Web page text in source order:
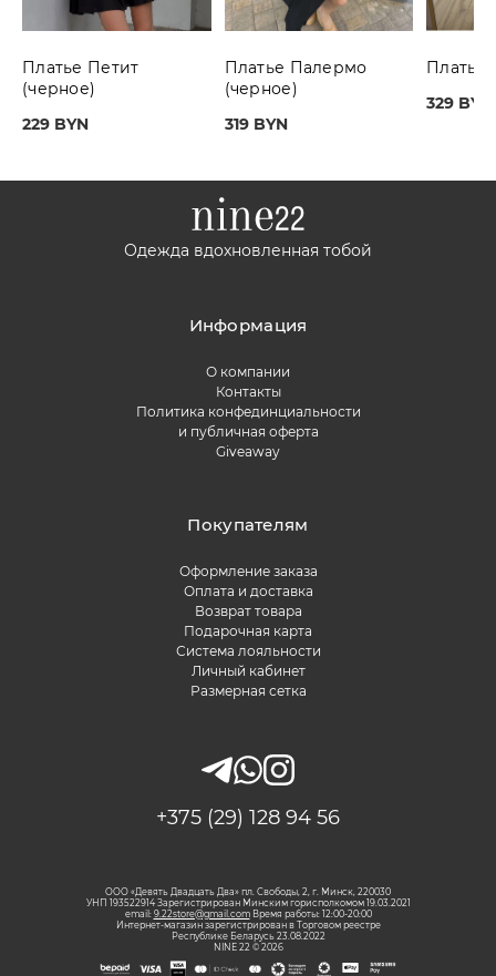
Платье Петит
(черное)
229 BYN
Платье Палермо
(черное)
319 BYN
Платье
329 BYN
Одежда вдохновленная тобой
Информация
О компании
Контакты
Политика конфединциальности
и публичная оферта
Giveaway
Покупателям
Оформление заказа
Оплата и доставка
Возврат товара
Подарочная карта
Система лояльности
Личный кабинет
Размерная сетка
+375 (29) 128 94 56
ООО «Девять Двадцать Два» пл. Свободы, 2, г. Минск, 220030
УНП 193522914 Зарегистрирован Минским горисполкомом 19.03.2021
email: 9.22store@gmail.comВремя работы: 12:00-20:00
Интернет-магазин зарегистрирован в Торговом реестре
Республике Беларусь 23.08.2022
NINE 22 © 2026